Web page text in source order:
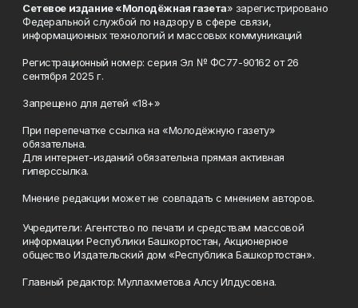
Сетевое издание «Молодёжная газета» зарегистрировано
Федеральной службой по надзору в сфере связи,
информационных технологий и массовых коммуникаций
Регистрационный номер: серия Эл № ФС77-90162 от 26
сентября 2025 г.
Запрещено для детей «18+»
При перепечатке ссылка на «Молодёжную газету»
обязательна.
Для интернет-изданий обязательна прямая активная
гиперссылка.
Мнение редакции может не совпадать с мнением авторов.
Учредители: Агентство по печати и средствам массовой
информации Республики Башкортостан, Акционерное
общество Издательский дом «Республика Башкортостан».
Главный редактор: Муллахметова Алсу Илдусовна.